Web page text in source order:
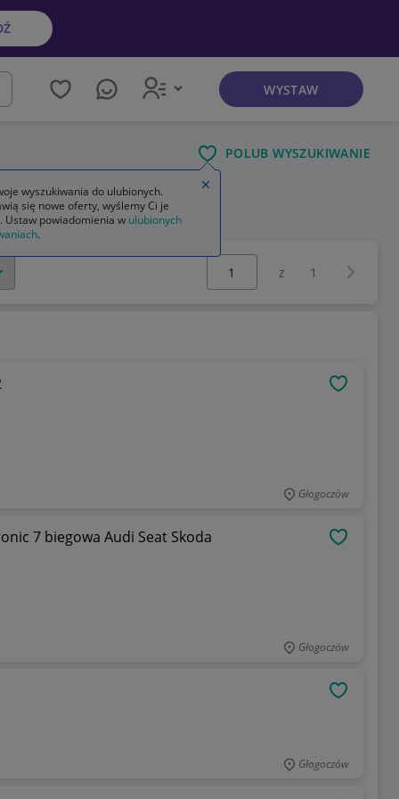
WYSTAW
POLUB WYSZUKIWANIE
Wybierz stronę:
z 1
Głogoczów
7 biegowa Audi Seat Skoda
Głogoczów
Głogoczów
wyszukiwania do ulubionych.
się nowe oferty, wyślemy Ci je
Ustaw powiadomienia w ulubionych
.
Zamknij wskazówkę